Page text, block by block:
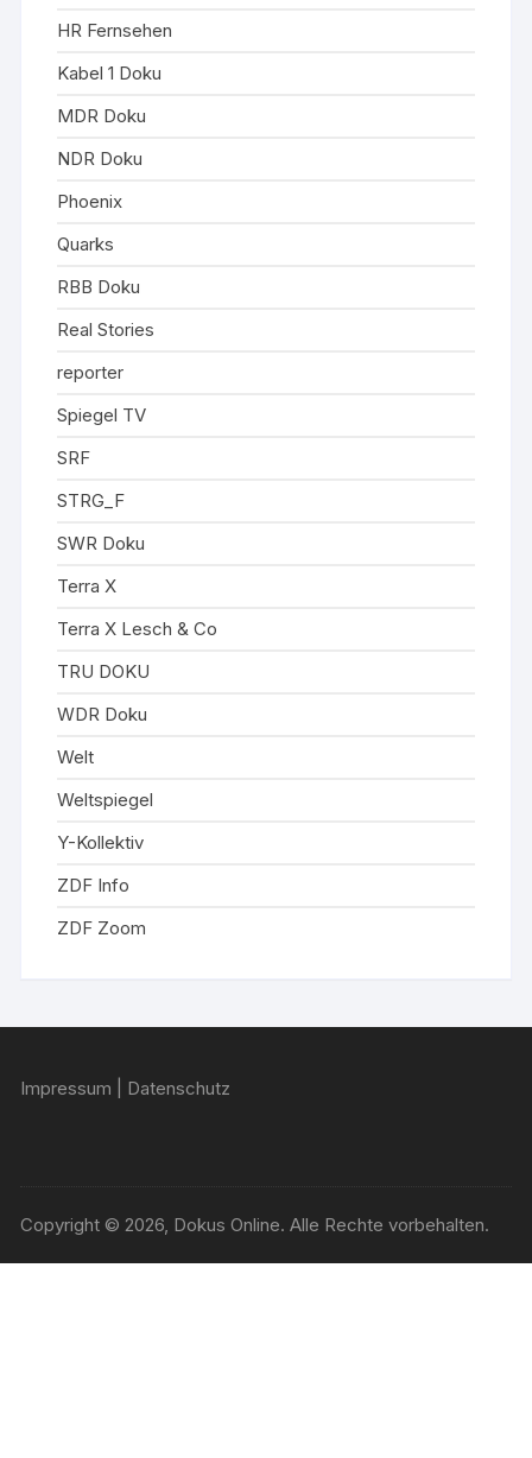
HR Fernsehen
Kabel 1 Doku
MDR Doku
NDR Doku
Phoenix
Quarks
RBB Doku
Real Stories
reporter
Spiegel TV
SRF
STRG_F
SWR Doku
Terra X
Terra X Lesch & Co
TRU DOKU
WDR Doku
Welt
Weltspiegel
Y-Kollektiv
ZDF Info
ZDF Zoom
Impressum Datenschutz
Copyright © 2026, Dokus Online. Alle Rechte vorbehalten.